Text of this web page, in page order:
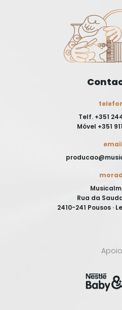
Telf. +351
Móvel +351
email
Rua da
2410-241 Pousos ·